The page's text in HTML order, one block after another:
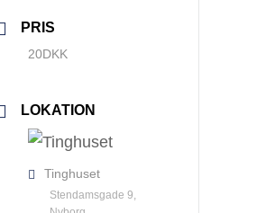
PRIS
20DKK
LOKATION
Tinghuset
Stendamsgade 9,